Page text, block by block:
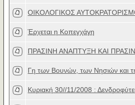
ΟΙΚΟΛΟΓΙΚΟΣ
Έρχεται η Κοπεγχάγη
ΠΡΑΣΙΝΗ ΑΝΑΠΤΥΞΗ ΚΑΙ
Γη των Βουνών, των Νησιών και
Κυριακή 30//11/2008 :